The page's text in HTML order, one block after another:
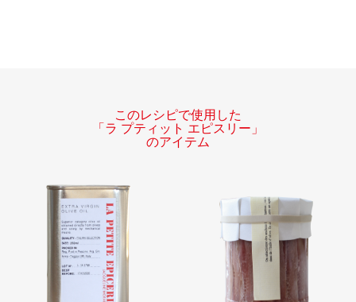
このレシピで使用した
「ラ プティット エピスリー」
のアイテム